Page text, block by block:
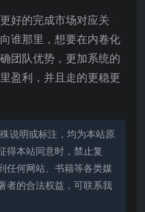
好的完成市场对应关
谁那里，想要在内卷化
团队优势，更加系统的
盈利，并且走的更稳更
说明或标注，均为本站原
得本站同意时，禁止复
任何网站、书籍等各类媒
者的合法权益，可联系我